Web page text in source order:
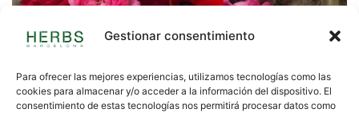
Gestionar consentimiento
Para ofrecer las mejores experiencias, utilizamos tecnologías como las
cookies para almacenar y/o acceder a la información del dispositivo. El
consentimiento de estas tecnologías nos permitirá procesar datos como